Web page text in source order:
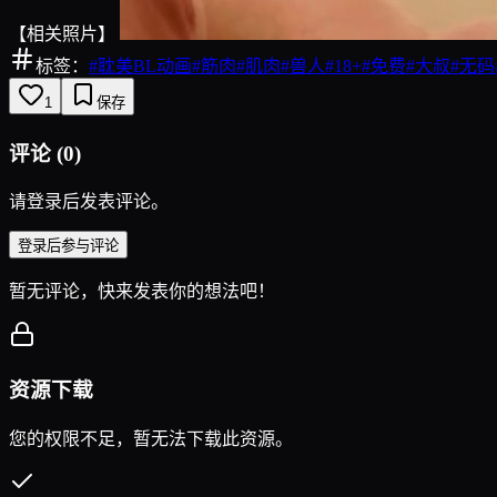
【相关照片】
标签： #耽美BL动画#筋肉#肌肉#兽人#18+#免费#大叔#无码
1 保存
评论 (0)
请登录后发表评论。
登录后参与评论
暂无评论，快来发表你的想法吧！
资源下载
您的权限不足，暂无法下载此资源。